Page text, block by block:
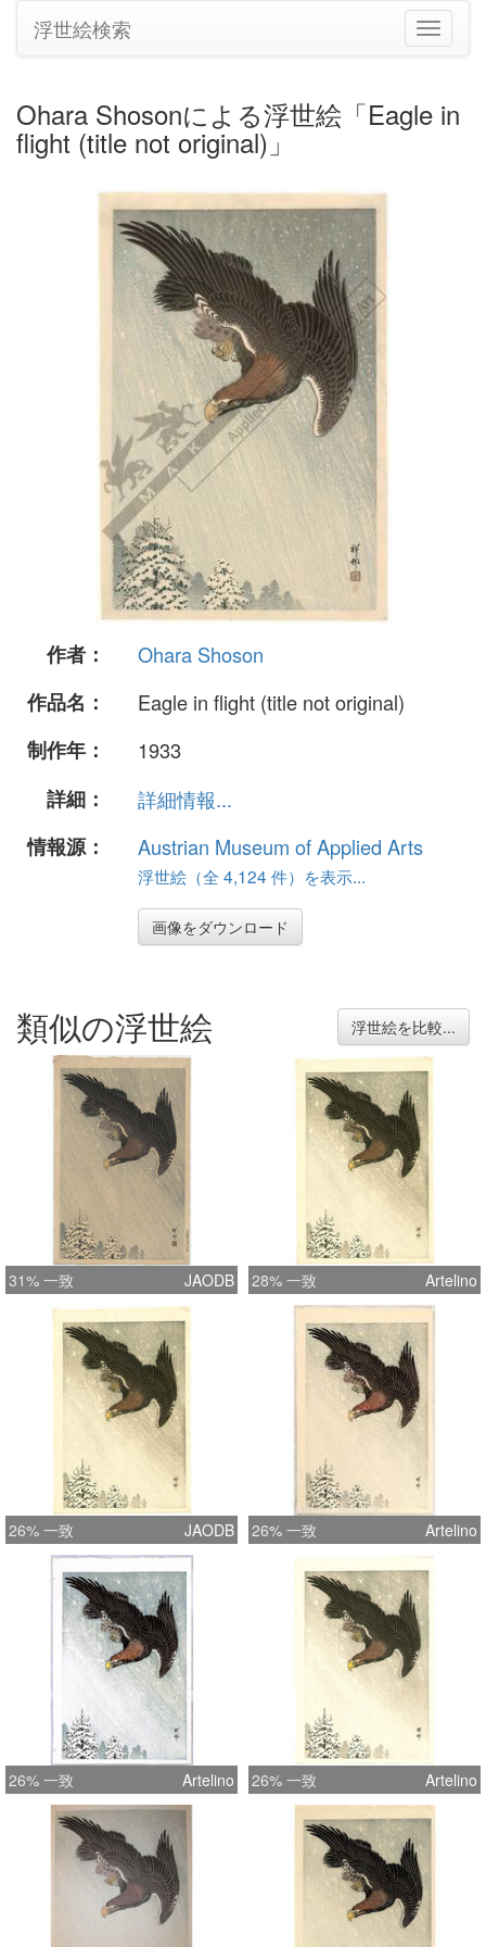
ナ
ビ
シ
浮世絵検索
Ohara Shosonによる浮世絵「Eagle in
flight (title not original)」
作者：
Ohara Shoson
作品名：
Eagle in flight (title not original)
制作年：
1933
詳細：
詳細情報...
情報源：
Austrian Museum of Applied Arts
浮世絵（全 4,124 件）を表示...
画像をダウンロード
類似の浮世絵 浮世絵を比較...
31% 一致 JAODB 28% 一致 Artelino
26% 一致 JAODB 26% 一致 Artelino
26% 一致 Artelino 26% 一致 Artelino